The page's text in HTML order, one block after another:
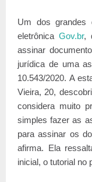
Um dos grandes
eletrônica Gov.br,
assinar
jurídica de uma
10.543/2020. A
Vieira, 20,
considera muito
simples fazer as
para assinar os
afirma. Ela
inicial, o tutorial no